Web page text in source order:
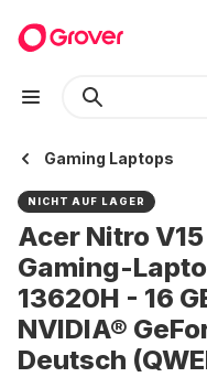
Gaming Laptops
NICHT AUF LAGER
Acer Nitro
Gaming-
13620H - 16
NVIDIA®
Deutsch